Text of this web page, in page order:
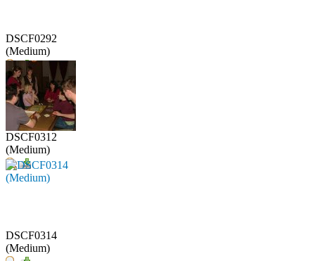
DSCF0292
(Medium)
DSCF0312
(Medium)
DSCF0314
(Medium)